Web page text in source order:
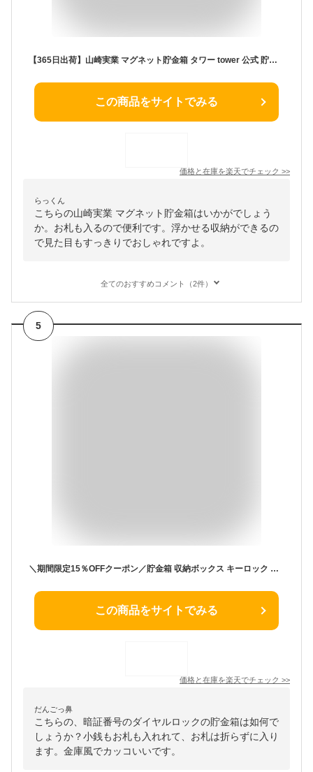
【365日出荷】山崎実業 マグネット貯金箱 タワー tower 公式 貯金箱 お札 おしゃれ 500円玉 磁石 スリム コンパクト お札が入れられる 紙幣 玄関扉 ドア 冷蔵庫 浮かせる収納 ホワイト ブラック 1909 1910
この商品をサイトでみる
価格と在庫を楽天でチェック >>
らっくん
こちらの山崎実業 マグネット貯金箱はいかがでしょう
か。お札も入るので便利です。浮かせる収納ができるの
で見た目もすっきりでおしゃれですよ。
全てのおすすめコメント（2件）
5
＼期間限定15％OFFクーポン／貯金箱 収納ボックス キーロック パスワード お札 鍵付き ダイヤル式 インテリア レシート 小銭投入ボックス 保管 簡易 収納 硬貨 小銭 紙幣 ボックス 折らずに入る 子供 コイン シンプル おしゃれ 家庭用 誕生日ギフト ブラック
この商品をサイトでみる
価格と在庫を楽天でチェック >>
だんごっ鼻
こちらの、暗証番号のダイヤルロックの貯金箱は如何で
しょうか？小銭もお札も入れれて、お札は折らずに入り
ます。金庫風でカッコいいです。